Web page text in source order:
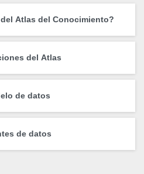
Atlas del Conocimiento?
del Atlas
de datos
de datos